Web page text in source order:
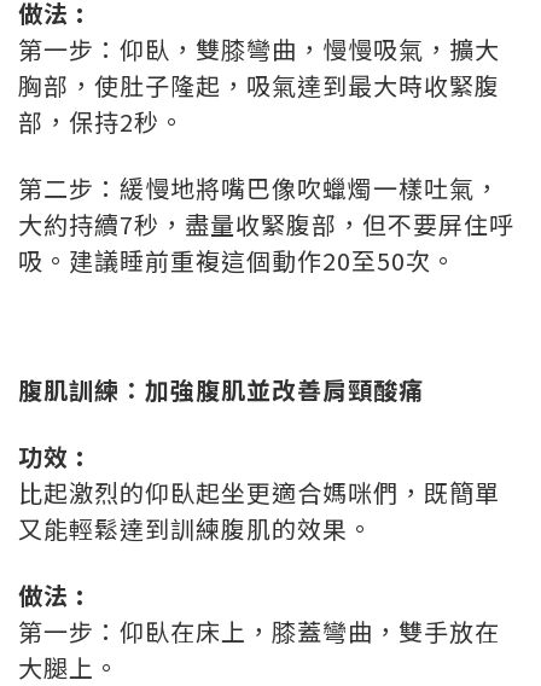
做法 :
第一步：仰臥，雙膝彎曲，慢慢吸氣，擴大
胸部，使肚子隆起，吸氣達到最大時收緊腹
部，保持2秒。
第二步：緩慢地將嘴巴像吹蠟燭一樣吐氣，
大約持續7秒，盡量收緊腹部，但不要屏住呼
吸。建議睡前重複這個動作20至50次。
腹肌訓練：加強腹肌並改善肩頸酸痛
功效 :
比起激烈的仰臥起坐更適合媽咪們，既簡單
又能輕鬆達到訓練腹肌的效果。
做法 :
第一步：仰臥在床上，膝蓋彎曲，雙手放在
大腿上。